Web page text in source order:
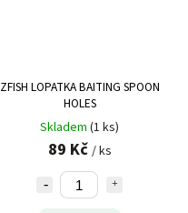
ZFISH LOPATKA BAITING SPOON
HOLES
Skladem (1 ks)
89 Kč / ks